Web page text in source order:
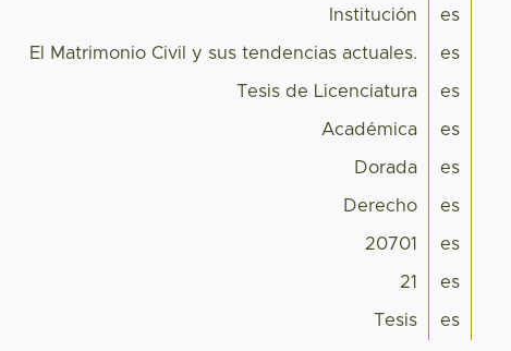
Institución es
El Matrimonio Civil y sus tendencias actuales. es
Tesis de Licenciatura es
Académica es
Dorada es
Derecho es
20701 es
21 es
Tesis es